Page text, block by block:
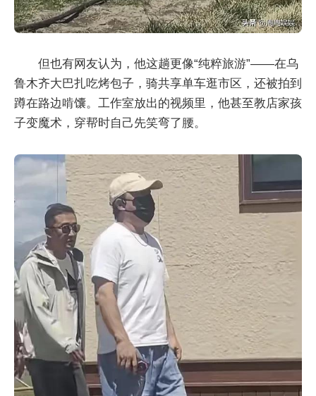
但也有网友认为，他这趟更像“纯粹旅游”——在乌
鲁木齐大巴扎吃烤包子，骑共享单车逛市区，还被拍到
蹲在路边啃馕。工作室放出的视频里，他甚至教店家孩
子变魔术，穿帮时自己先笑弯了腰。